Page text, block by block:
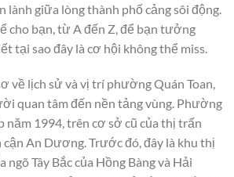
lành giữa lòng thành phố cảng sôi động.
cho bạn, từ A đến Z, để bạn tưởng
tại sao đây là cơ hội không thể miss.
về lịch sử và vị trí phường Quán Toan,
quan tâm đến nền tảng vùng. Phường
năm 1994, trên cơ sở cũ của thị trấn
cận An Dương. Trước đó, đây là khu thị
ngõ Tây Bắc của Hồng Bàng và Hải